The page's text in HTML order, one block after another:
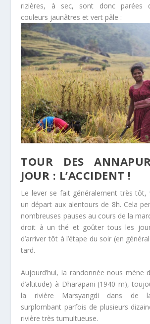
rizières, à sec, sont donc parées
couleurs jaunâtres et vert pâle :
TOUR DES
JOUR : L’ACCIDENT !
Le lever se fait généralement très tôt,
un départ aux alentours de 8h. Cela
nombreuses pauses au cours de la
droit à un thé et goûter tous les
d’arriver tôt à l’étape du soir (en
tard.
Aujourd’hui, la randonnée nous mène
d’altitude) à Dharapani (1940 m),
la rivière Marsyangdi dans de
surplombant parfois de plusieurs
rivière très tumultueuse.